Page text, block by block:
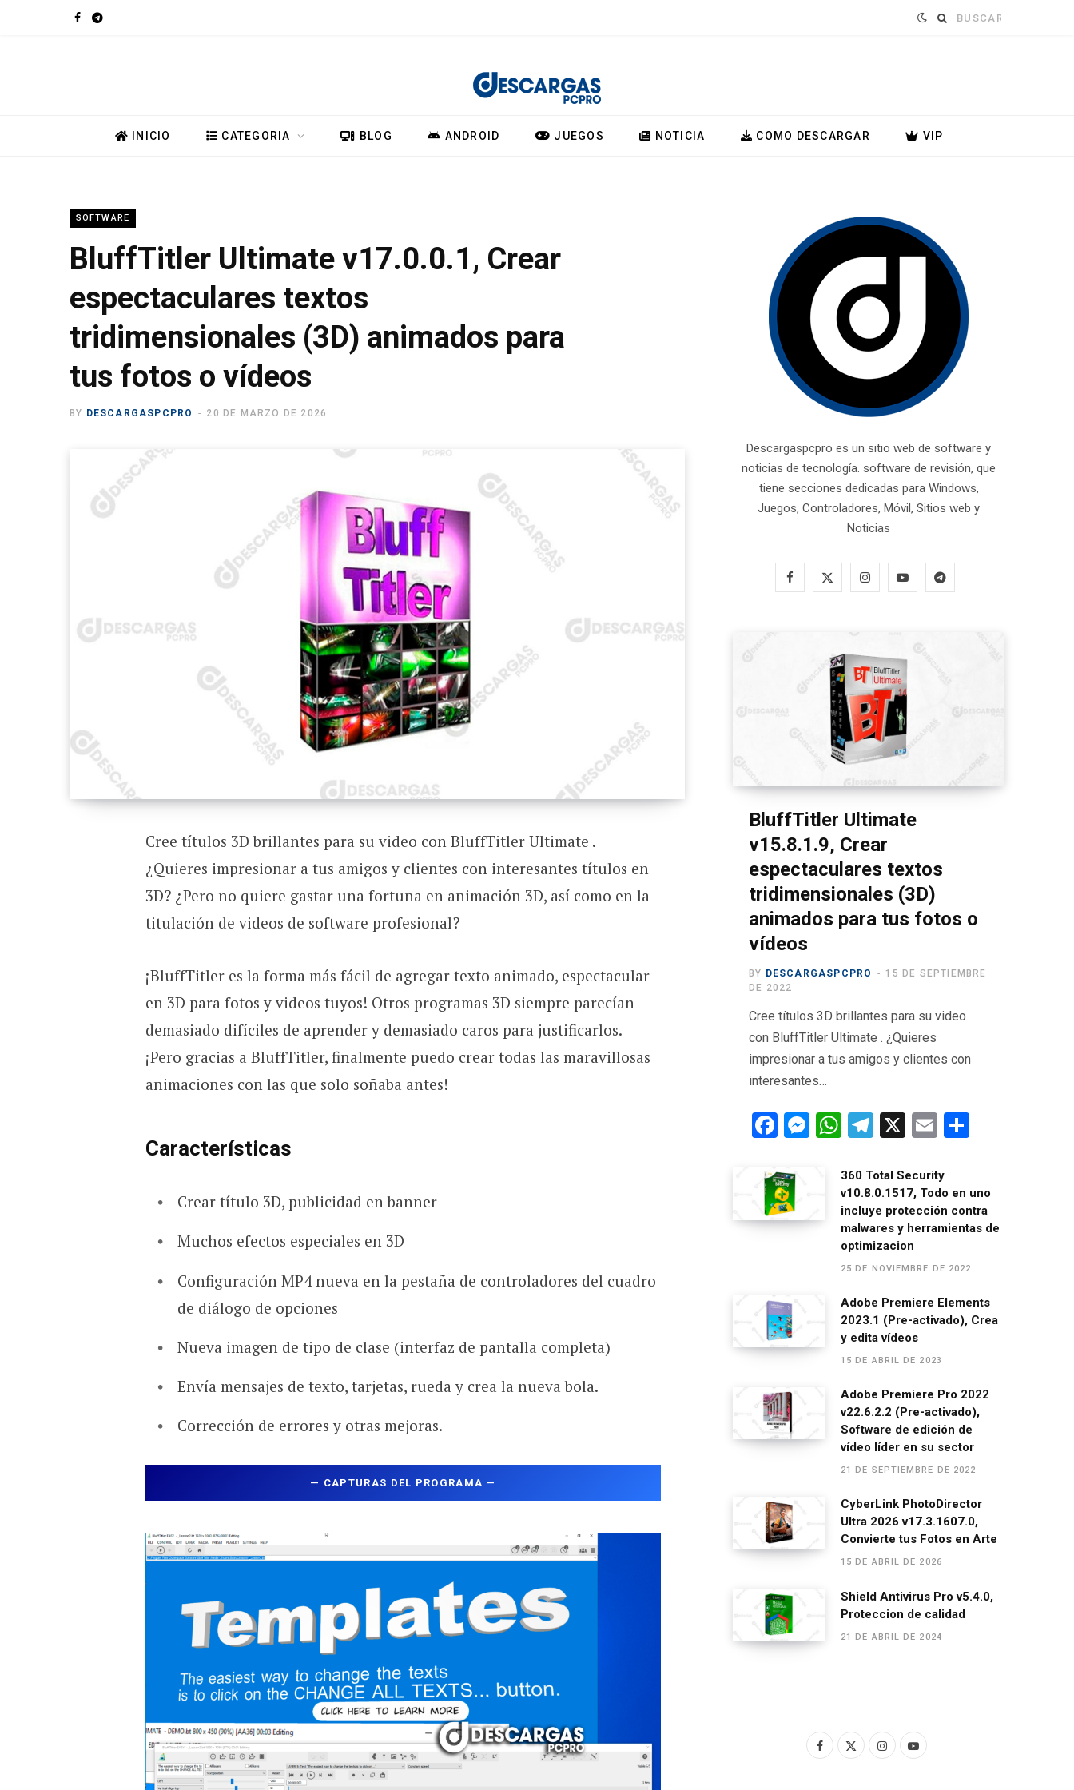
F
o
k
T
a
m
Buscar:
INICIO CATEGORIA BLOG ANDROID JUEGOS NOTICIA COMO DESCARGAR VIP
SOFTWARE
BluffTitler Ultimate v17.0.0.1, Crear
espectaculares textos
tridimensionales (3D) animados para
tus fotos o vídeos
BY DESCARGASPCPRO 20 DE MARZO DE 2026
Cree títulos 3D brillantes para su video con BluffTitler Ultimate .
¿Quieres impresionar a tus amigos y clientes con interesantes títulos en
3D? ¿Pero no quiere gastar una fortuna en animación 3D, así como en la
titulación de videos de software profesional?
¡BluffTitler es la forma más fácil de agregar texto animado, espectacular
en 3D para fotos y videos tuyos! Otros programas 3D siempre parecían
demasiado difíciles de aprender y demasiado caros para justificarlos.
¡Pero gracias a BluffTitler, finalmente puedo crear todas las maravillosas
animaciones con las que solo soñaba antes!
Características
Crear título 3D, publicidad en banner
Muchos efectos especiales en 3D
Configuración MP4 nueva en la pestaña de controladores del cuadro
de diálogo de opciones
Nueva imagen de tipo de clase (interfaz de pantalla completa)
Envía mensajes de texto, tarjetas, rueda y crea la nueva bola.
Corrección de errores y otras mejoras.
— CAPTURAS DEL PROGRAMA —
Descargaspcpro es un sitio web de software y
noticias de tecnología. software de revisión, que
tiene secciones dedicadas para Windows,
Juegos, Controladores, Móvil, Sitios web y
Noticias
F
o
k
w
i
t
t
e
r
I
t
a
g
r
a
m
Y
e
T
m
BluffTitler Ultimate
v15.8.1.9, Crear
espectaculares textos
tridimensionales (3D)
animados para tus fotos o
vídeos
BY DESCARGASPCPRO
15 DE SEPTIEMBRE
DE 2022
Cree títulos 3D brillantes para su video
con BluffTitler Ultimate . ¿Quieres
impresionar a tus amigos y clientes con
interesantes…
F
ce
b
o
M
g
W
at
s
A
p
p
T
e
gr
a
m
X
E
ail
p
ar
360 Total Security
v10.8.0.1517, Todo en uno
incluye protección contra
malwares y herramientas de
optimizacion
25 DE NOVIEMBRE DE 2022
Adobe Premiere Elements
2023.1 (Pre-activado), Crea
y edita vídeos
15 DE ABRIL DE 2023
Adobe Premiere Pro 2022
v22.6.2.2 (Pre-activado),
Software de edición de
vídeo líder en su sector
21 DE SEPTIEMBRE DE 2022
CyberLink PhotoDirector
Ultra 2026 v17.3.1607.0,
Convierte tus Fotos en Arte
15 DE ABRIL DE 2026
Shield Antivirus Pro v5.4.0,
Proteccion de calidad
21 DE ABRIL DE 2024
F I Y